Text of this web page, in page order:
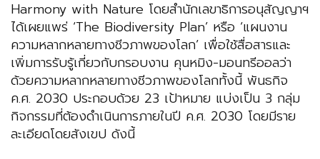
Harmony with Nature โดยสำนักเลขาธิการอนุสัญญาฯ
ได้เผยแพร่ ‘The Biodiversity Plan’ หรือ ‘แผนงาน
ความหลากหลายทางชีวภาพของโลก’ เพื่อใช้สื่อสารและ
เพิ่มการรับรู้เกี่ยวกับกรอบงาน คุนหมิง-มอนทรีออลว่า
ด้วยความหลากหลายทางชีวภาพของโลกทั้งนี้ พันธกิจ
ค.ศ. 2030 ประกอบด้วย 23 เป้าหมาย แบ่งเป็น 3 กลุ่ม
กิจกรรมที่ต้องดำเนินการภายในปี ค.ศ. 2030 โดยมีราย
ละเอียดโดยสังเขป ดังนี้